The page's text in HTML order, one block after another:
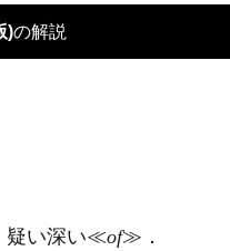
)の解説
疑い深い≪of≫ ．